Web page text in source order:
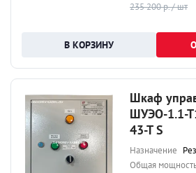
235 200 р. / шт
Шкаф
ШУЭО-1.1-
43-Т S
Назначение
Общая